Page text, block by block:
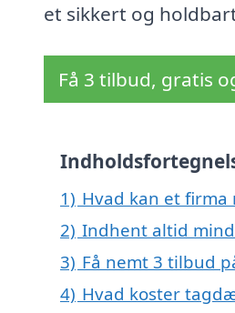
et sikkert og
Få 3 tilbud, gratis
1) Hvad kan et
2) Indhent altid
3) Få nemt 3 tilbud
4) Hvad koster